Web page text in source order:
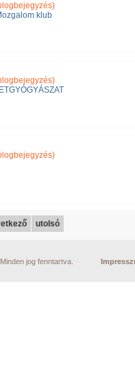
klub
utolsó
jog fenntartva.